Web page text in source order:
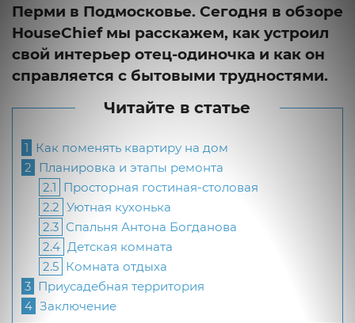
Перми в Подмосковье. Сегодня в обзоре
HouseChief мы расскажем, как устроил
свой интерьер отец-одиночка и как он
справляется с бытовыми трудностями.
Читайте в статье
1 Как поменять квартиру на дом
2 Планировка и этапы ремонта
2.1 Просторная гостиная-столовая
2.2 Уютная кухонька
2.3 Спальня Антона Богданова
2.4 Детская комната
2.5 Комната отдыха
3 Приусадебная территория
4 Заключение